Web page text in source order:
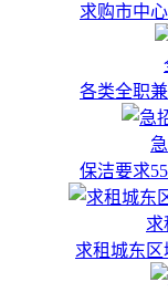
求购市中
各类全职
保洁要求
求
求租城东区